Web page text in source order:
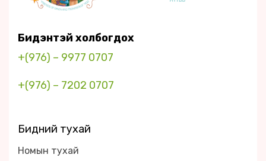
Бидэнтэй холбогдох
+(976) – 9977 0707
+(976) – 7202 0707
Бидний тухай
Номын тухай